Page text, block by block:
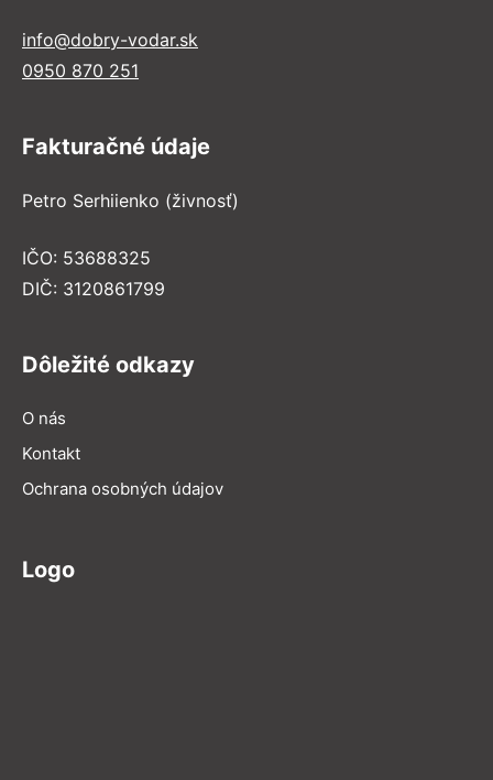
info@dobry-vodar.sk
0950 870 251
Fakturačné údaje
Petro Serhiienko (živnosť)
IČO: 53688325
DIČ: 3120861799
Dôležité odkazy
O nás
Kontakt
Ochrana osobných údajov
Logo